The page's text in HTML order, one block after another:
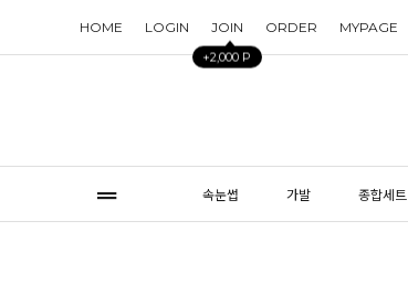
HOME LOGIN JOIN
+2,000 P
ORDER MYPAGE
속눈썹 가발 종합세트